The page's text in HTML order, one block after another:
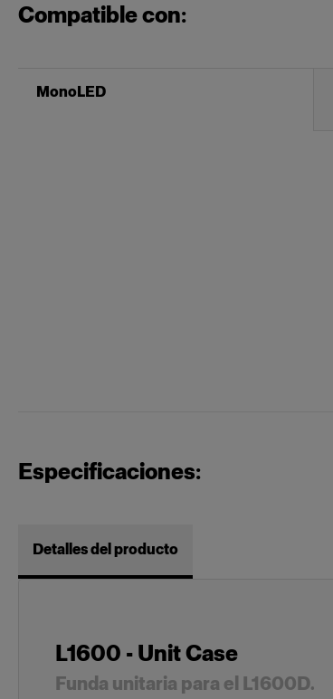
Compatible con:
MonoLED
Especificaciones:
Detalles del producto
L1600 - Unit Case
Funda unitaria para el L1600D.